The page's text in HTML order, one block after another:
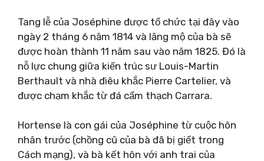
Tang lễ của Joséphine được tổ chức tại đây vào
ngày 2 tháng 6 năm 1814 và lăng mộ của bà sẽ
được hoàn thành 11 năm sau vào năm 1825. Đó là
nỗ lực chung giữa kiến ​​trúc sư Louis-Martin
Berthault và nhà điêu khắc Pierre Cartelier, và
được chạm khắc từ đá cẩm thạch Carrara.
Hortense là con gái của Joséphine từ cuộc hôn
nhân trước (chồng cũ của bà đã bị giết trong
Cách mạng), và bà kết hôn với anh trai của